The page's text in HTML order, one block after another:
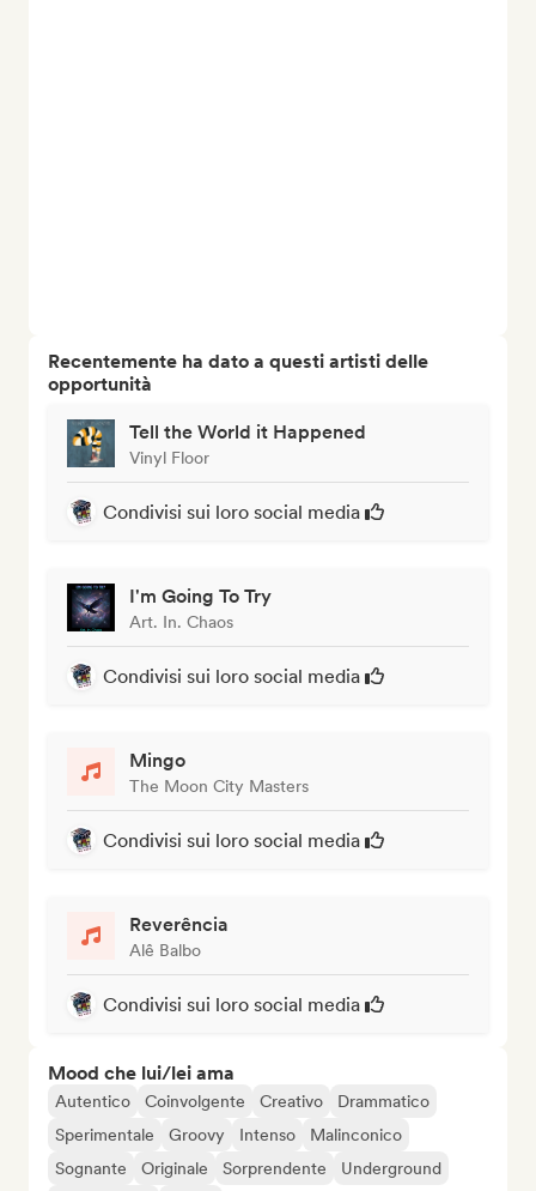
Recentemente ha dato a questi artisti delle
opportunità
Tell the World it Happened
Vinyl Floor
Condivisi sui loro social media
I'm Going To Try
Art. In. Chaos
Condivisi sui loro social media
Mingo
The Moon City Masters
Condivisi sui loro social media
Reverência
Alê Balbo
Condivisi sui loro social media
Mood che lui/lei ama
Autentico Coinvolgente Creativo
Drammatico
Sperimentale
Groovy Intenso
Malinconico
Sognante
Originale Sorprendente
Underground